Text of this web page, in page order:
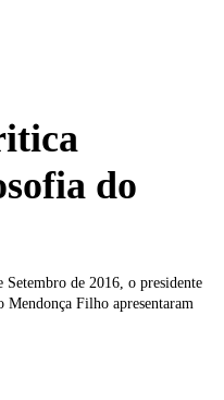
do
de 2016, o presidente
Filho apresentaram